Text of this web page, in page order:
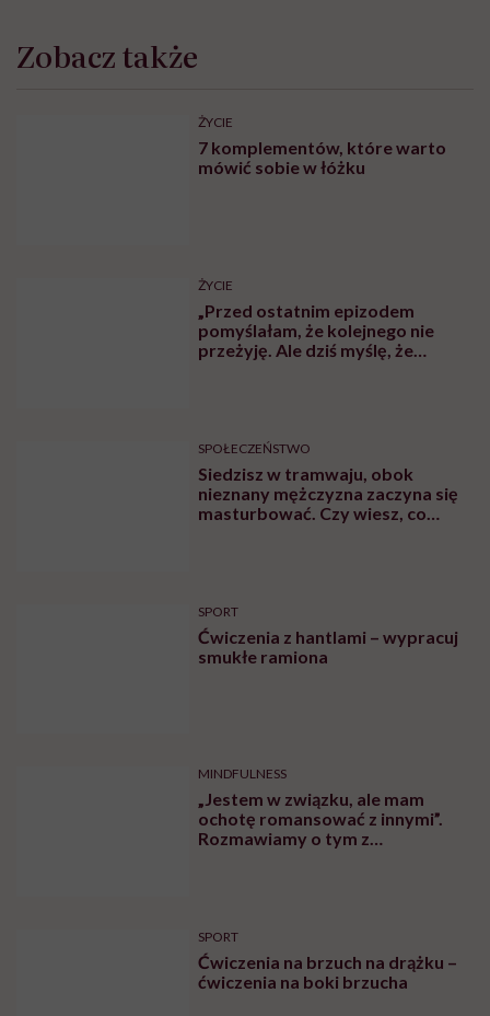
Zobacz także
ŻYCIE
7 komplementów, które warto
mówić sobie w łóżku
ŻYCIE
„Przed ostatnim epizodem
pomyślałam, że kolejnego nie
przeżyję. Ale dziś myślę, że
SPOŁECZEŃSTWO
Siedzisz w tramwaju, obok
nieznany mężczyzna zaczyna się
masturbować. Czy wiesz, co
SPORT
Ćwiczenia z hantlami – wypracuj
smukłe ramiona
MINDFULNESS
„Jestem w związku, ale mam
ochotę romansować z innymi”.
Rozmawiamy o tym z
SPORT
Ćwiczenia na brzuch na drążku –
ćwiczenia na boki brzucha